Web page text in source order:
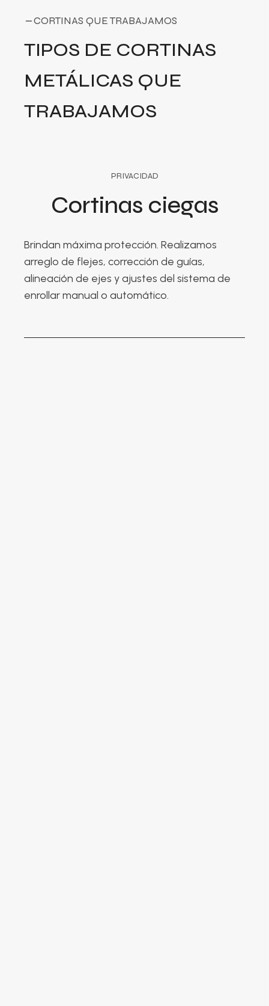
CORTINAS QUE TRABAJAMOS
TIPOS DE CORTINAS
METÁLICAS QUE
TRABAJAMOS
PRIVACIDAD
Cortinas ciegas
Brindan máxima protección. Realizamos
arreglo de flejes, corrección de guías,
alineación de ejes y ajustes del sistema de
enrollar manual o automático.